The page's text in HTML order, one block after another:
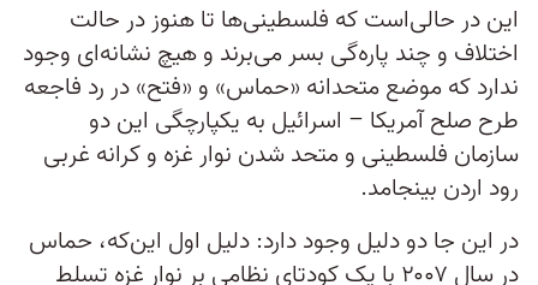
این در حالی‌است که فلسطینی‌ها تا هنوز در حالت
اختلاف و چند پاره‌گی بسر می‌برند و هیچ نشانه‌ای وجود
ندارد که موضع متحدانه «حماس» و «فتح» در رد فاجعه
طرح صلح آمریکا – اسرائیل به یکپارچگی این دو
سازمان فلسطینی و متحد شدن نوار غزه و کرانه غربی
رود اردن بینجامد.
در این جا دو دلیل وجود دارد: دلیل اول این‌که، حماس
در سال ۲۰۰۷ با یک کودتای نظامی بر نوار غزه تسلط